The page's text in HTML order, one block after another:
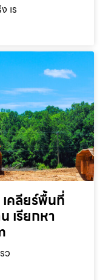
เร
คลียร์พื้นที่
เรียกหา
ว